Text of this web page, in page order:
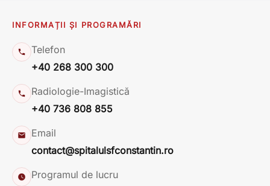
INFORMAȚII ȘI PROGRAMĂRI
Telefon
+40 268 300 300
Radiologie-Imagistică
+40 736 808 855
Email
contact@spitalulsfconstantin.ro
Programul de lucru